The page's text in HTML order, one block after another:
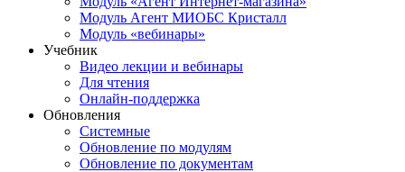
Модуль Агент МИОБС Кристалл
Модуль «вебинары»
Учебник
Видео лекции и вебинары
Для чтения
Онлайн-поддержка
Обновления
Системные
Обновление по модулям
Обновление по документам